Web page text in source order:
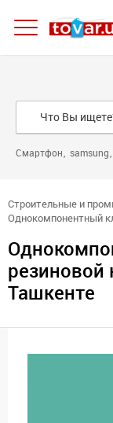
Смартфон samsung
Строительные и
Однокомпонентный
резиновой
Ташкенте